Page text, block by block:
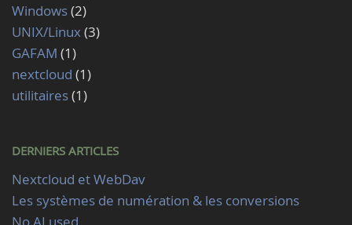
Windows(2)
UNIX/Linux (3)
GAFAM (1)
nextcloud (1)
utilitaires(1)
DERNIERS ARTICLES
Nextcloud et WebDav
Les systèmes de numération & les conversions
No AI used